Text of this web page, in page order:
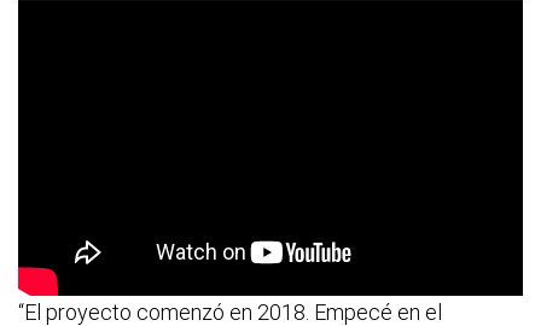
“El proyecto comenzó en 2018. Empecé en el